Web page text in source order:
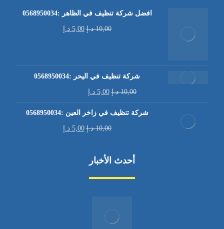
افضل شركة تنظيف في الظاهر :0568950034
10,00 د.إ 5,00 د.إ
شركة تنظيف في اليحر :0568950034
10,00 د.إ 5,00 د.إ
شركة تنظيف في زاخر العين :0568950034
10,00 د.إ 5,00 د.إ
أحدث الأخبار